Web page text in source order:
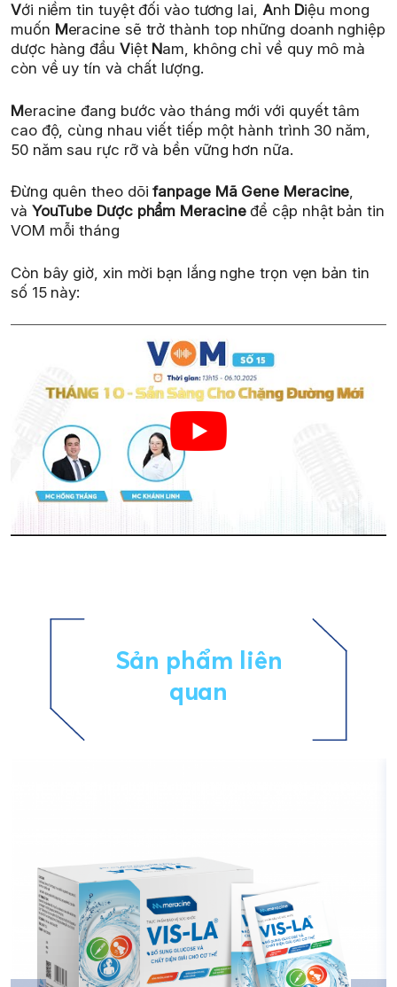
Với niềm tin tuyệt đối vào tương lai, Anh Diệu mong
muốn Meracine sẽ trở thành top những doanh nghiệp
dược hàng đầu Việt Nam, không chỉ về quy mô mà
còn về uy tín và chất lượng.
Meracine đang bước vào tháng mới với quyết tâm
cao độ, cùng nhau viết tiếp một hành trình 30 năm,
50 năm sau rực rỡ và bền vững hơn nữa.
Đừng quên theo dõifanpage Mã Gene Meracine,
và YouTube Dược phẩm Meracineđể cập nhật bản tin
VOM mỗi tháng
Còn bây giờ, xin mời bạn lắng nghe trọn vẹn bản tin
số 15 này:
Sản phẩm liên
quan